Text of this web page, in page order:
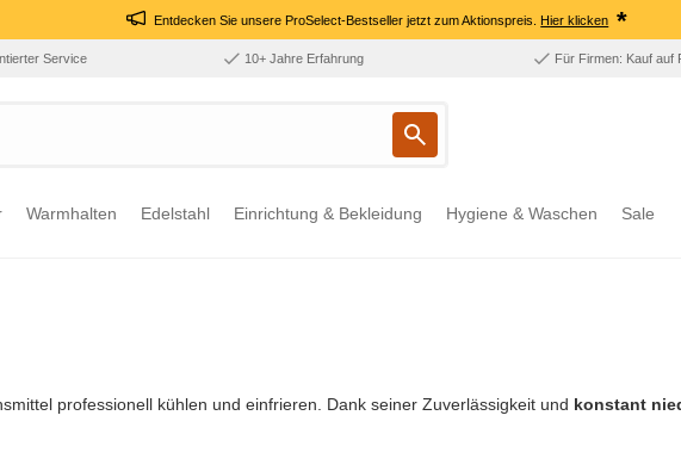
Entdecken Sie unsere ProSelect-Bestseller jetzt zum Aktionspreis.Hier klicken *
Service 10+ Jahre Erfahrung Für Firmen: Kauf auf
Warmhalten Edelstahl Einrichtung & Bekleidung Hygiene & Waschen Sale
professionell kühlen und einfrieren. Dank seiner Zuverlässigkeit und konstant